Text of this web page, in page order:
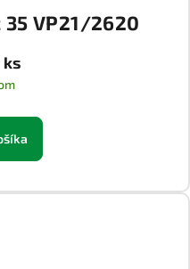
VP21/2620